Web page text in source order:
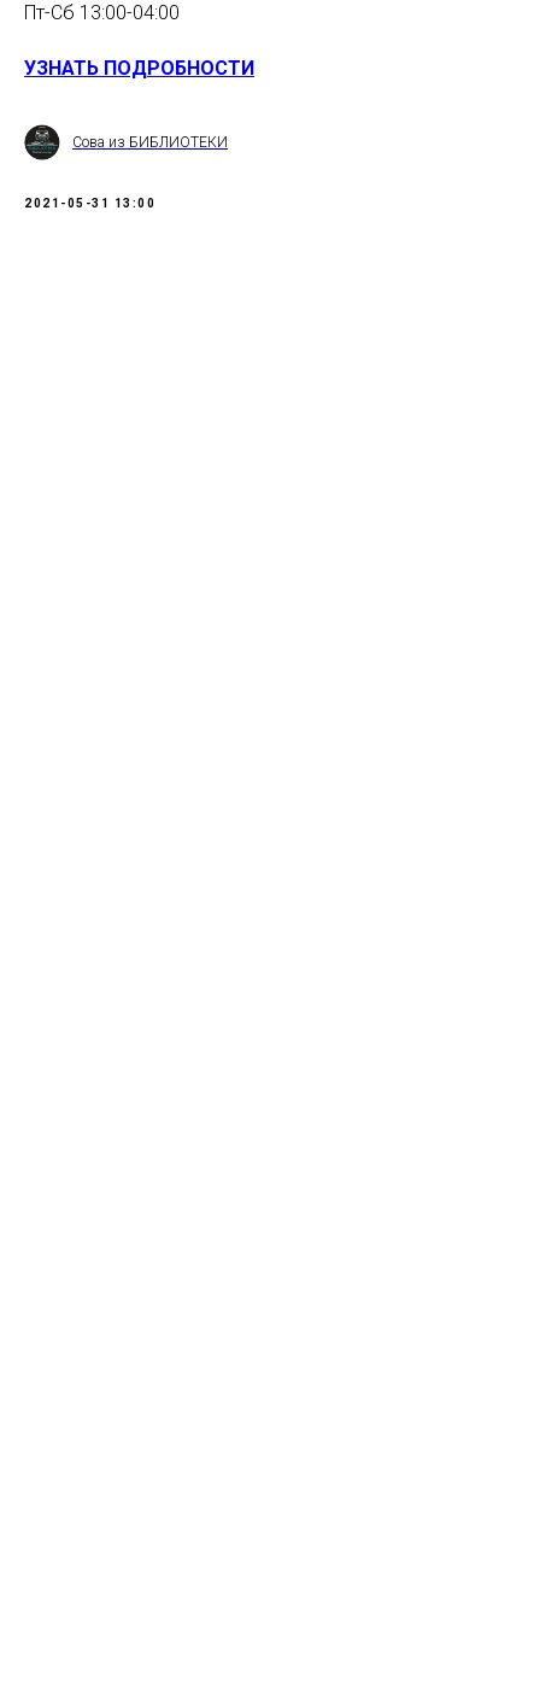
Пт-Сб 13:00-04:00
УЗНАТЬ ПОДРОБНОСТИ
Сова из БИБЛИОТЕКИ
2021-05-31 13:00